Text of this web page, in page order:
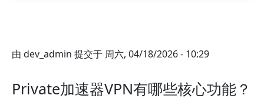
由 dev_admin 提交于 周六, 04/18/2026 - 10:29
Private加速器VPN有哪些核心功能？